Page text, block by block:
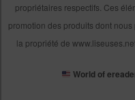
propriétaires respectifs. Ces
promotion des produits dont
la propriété de
World of